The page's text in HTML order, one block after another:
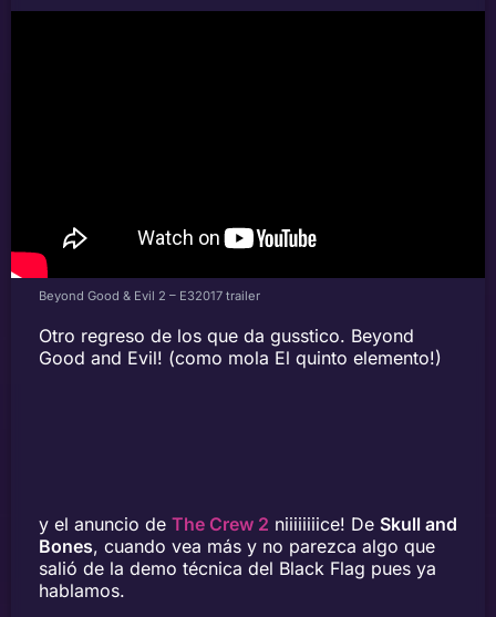
Beyond Good & Evil 2 – E32017 trailer
Otro regreso de los que da gusstico. Beyond
Good and Evil! (como mola El quinto elemento!)
y el anuncio de The Crew 2 niiiiiiiice! De Skull and
Bones, cuando vea más y no parezca algo que
salió de la demo técnica del Black Flag pues ya
hablamos.